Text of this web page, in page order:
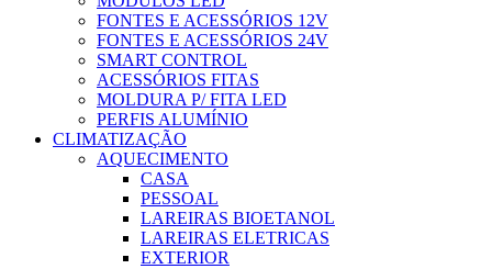
FONTES E ACESSÓRIOS 12V
FONTES E ACESSÓRIOS 24V
SMART CONTROL
ACESSÓRIOS FITAS
MOLDURA P/ FITA LED
PERFIS ALUMÍNIO
CLIMATIZAÇÃO
AQUECIMENTO
CASA
PESSOAL
LAREIRAS BIOETANOL
LAREIRAS ELETRICAS
EXTERIOR